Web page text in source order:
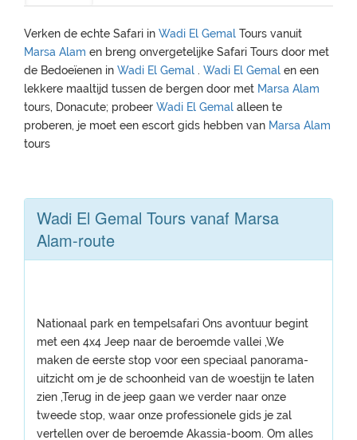
Verken de echte Safari in Wadi El Gemal Tours vanuit
Marsa Alam en breng onvergetelijke Safari Tours door met
de Bedoeïenen in Wadi El Gemal . Wadi El Gemal en een
lekkere maaltijd tussen de bergen door met Marsa Alam
tours, Donacute; probeer Wadi El Gemal alleen te
proberen, je moet een escort gids hebben van Marsa Alam
tours
Wadi El Gemal Tours vanaf Marsa
Alam-route
Nationaal park en tempelsafari Ons avontuur begint
met een 4x4 Jeep naar de beroemde vallei ,We
maken de eerste stop voor een speciaal panorama-
uitzicht om je de schoonheid van de woestijn te laten
zien ,Terug in de jeep gaan we verder naar onze
tweede stop, waar onze professionele gids je zal
vertellen over de beroemde Akassia-boom. Om alles